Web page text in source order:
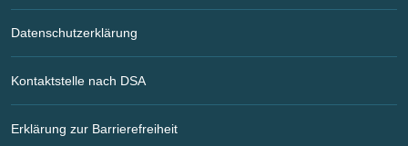
Datenschutzerklärung
Kontaktstelle nach DSA
Erklärung zur Barrierefreiheit